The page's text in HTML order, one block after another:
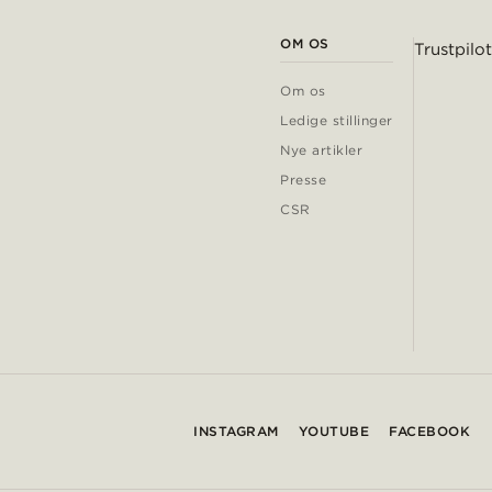
OM OS
Om os
Ledige stillinger
Nye artikler
Presse
CSR
Trustpilot
INSTAGRAM YOUTUBE FACEBOOK